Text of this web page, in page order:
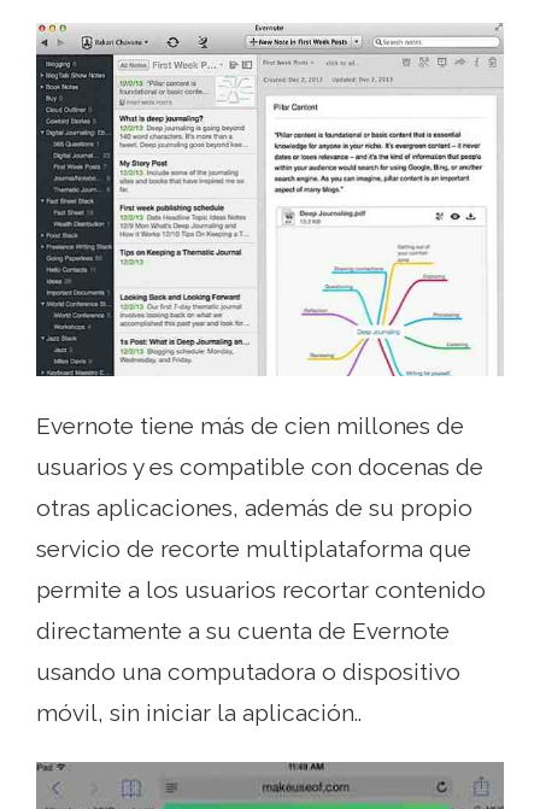
Evernote tiene más de cien millones de
usuarios y es compatible con docenas de
otras aplicaciones, además de su propio
servicio de recorte multiplataforma que
permite a los usuarios recortar contenido
directamente a su cuenta de Evernote
usando una computadora o dispositivo
móvil, sin iniciar la aplicación..